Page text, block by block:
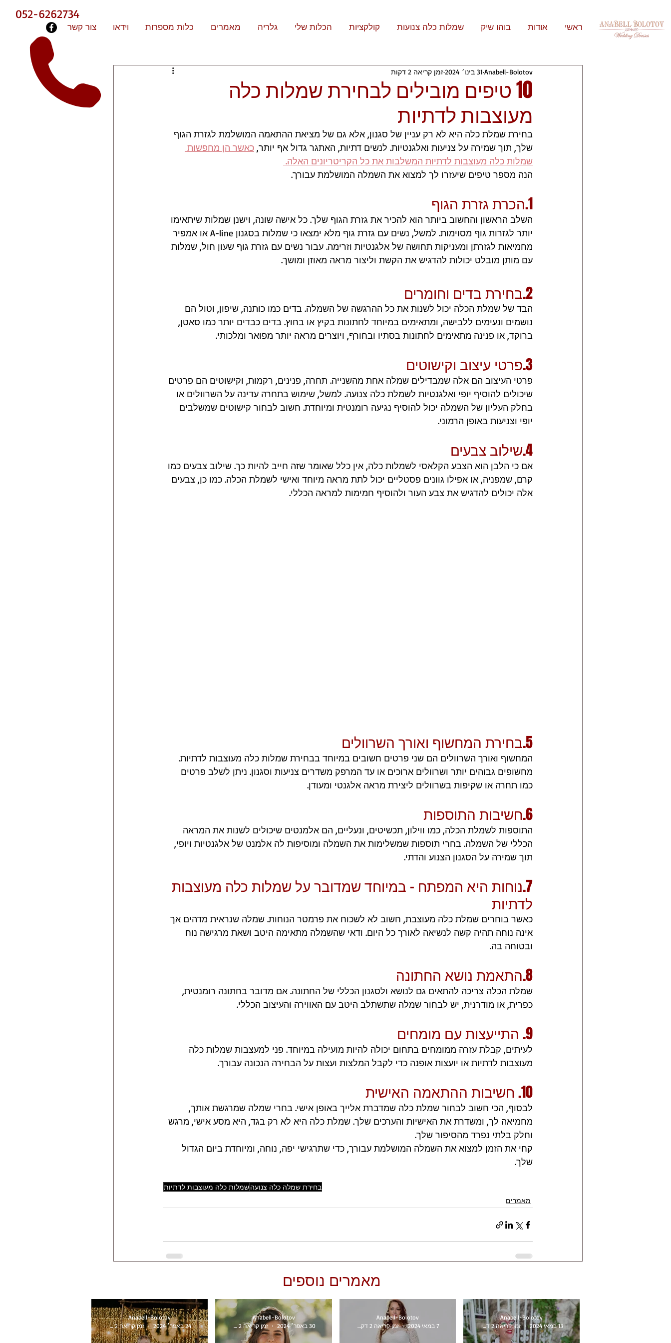
ראשי אודות בוהו שיק שמלות כלה צנועות קולקציות הכלות שלי גלריה מאמרים כלות מספרות וידאו צור קשר
052-6262734
10 טיפים מובילים לבחירת שמלות כלה
מעוצבות לדתיות
Anabell-Bolotov 31 בינו׳ 2024 זמן קריאה 2 דקות
בחירת שמלת כלה היא לא רק עניין של סגנון, אלא גם של מציאת ההתאמה המושלמת לגזרת הגוף
שלך, תוך שמירה על צניעות ואלגנטיות. לנשים דתיות, האתגר גדול אף יותר, כאשר הן מחפשות
שמלות כלה מעוצבות לדתיות המשלבות את כל הקריטריונים האלה.
הנה מספר טיפים שיעזרו לך למצוא את השמלה המושלמת עבורך.
1.הכרת גזרת הגוף
השלב הראשון והחשוב ביותר הוא להכיר את גזרת הגוף שלך. כל אישה שונה, וישנן שמלות שיתאימו
יותר לגזרות גוף מסוימות. למשל, נשים עם גזרת גוף מלא ימצאו כי שמלות בסגנון A-line או אמפיר
מחמיאות לגזרתן ומעניקות תחושה של אלגנטיות וזרימה. עבור נשים עם גזרת גוף שעון חול, שמלות
עם מותן מובלט יכולות להדגיש את הקשת וליצור מראה מאוזן ומושך.
2.בחירת בדים וחומרים
הבד של שמלת הכלה יכול לשנות את כל ההרגשה של השמלה. בדים כמו כותנה, שיפון, וטול הם
נושמים ונעימים ללבישה, ומתאימים במיוחד לחתונות בקיץ או בחוץ. בדים כבדים יותר כמו סאטן,
ברוקד, או פנינה מתאימים לחתונות בסתיו ובחורף, ויוצרים מראה יותר מפואר ומלכותי.
3.פרטי עיצוב וקישוטים
פרטי העיצוב הם אלה שמבדילים שמלה אחת מהשנייה. תחרה, פנינים, רקמות, וקישוטים הם פרטים
שיכולים להוסיף יופי ואלגנטיות לשמלת כלה צנועה. למשל, שימוש בתחרה עדינה על השרוולים או
בחלק העליון של השמלה יכול להוסיף נגיעה רומנטית ומיוחדת. חשוב לבחור קישוטים שמשלבים
יופי וצניעות באופן הרמוני.
4.שילוב צבעים
אם כי הלבן הוא הצבע הקלאסי לשמלות כלה, אין כלל שאומר שזה חייב להיות כך. שילוב צבעים כמו
קרם, שמפניה, או אפילו גוונים פסטליים יכול לתת מראה מיוחד ואישי לשמלת הכלה. כמו כן, צבעים
אלה יכולים להדגיש את צבע העור ולהוסיף חמימות למראה הכללי.
5.בחירת המחשוף ואורך השרוולים
המחשוף ואורך השרוולים הם שני פרטים חשובים במיוחד בבחירת שמלות כלה מעוצבות לדתיות.
מחשופים גבוהים יותר ושרוולים ארוכים או עד המרפק משדרים צניעות וסגנון. ניתן לשלב פרטים
כמו תחרה או שקיפות בשרוולים ליצירת מראה אלגנטי ומעודן.
6.חשיבות התוספות
התוספות לשמלת הכלה, כמו ווילון, תכשיטים, ונעליים, הם אלמנטים שיכולים לשנות את המראה
הכללי של השמלה. בחרי תוספות שמשלימות את השמלה ומוסיפות לה אלמנט של אלגנטיות ויופי,
תוך שמירה על הסגנון הצנוע והדתי.
7.נוחות היא המפתח - במיוחד שמדובר על שמלות כלה מעוצבות
לדתיות
כאשר בוחרים שמלת כלה מעוצבת, חשוב לא לשכוח את פרמטר הנוחות. שמלה שנראית מדהים אך
אינה נוחה תהיה קשה לנשיאה לאורך כל היום. ודאי שהשמלה מתאימה היטב ושאת מרגישה נוח
ובטוחה בה.
8.התאמת נושא החתונה
שמלת הכלה צריכה להתאים גם לנושא ולסגנון הכללי של החתונה. אם מדובר בחתונה רומנטית,
כפרית, או מודרנית, יש לבחור שמלה שתשתלב היטב עם האווירה והעיצוב הכללי.
9. התייעצות עם מומחים
לעיתים, קבלת עזרה ממומחים בתחום יכולה להיות מועילה במיוחד. פני למעצבות שמלות כלה
מעוצבות לדתיות או יועצות אופנה כדי לקבל המלצות ועצות על הבחירה הנכונה עבורך.
10. חשיבות ההתאמה האישית
לבסוף, הכי חשוב לבחור שמלת כלה שמדברת אלייך באופן אישי. בחרי שמלה שמרגשת אותך,
מחמיאה לך, ומשדרת את האישיות והערכים שלך. שמלת כלה היא לא רק בגד, היא מסע אישי, מרגש
וחלק בלתי נפרד מהסיפור שלך.
קחי את הזמן למצוא את השמלה המושלמת עבורך, כדי שתרגישי יפה, נוחה, ומיוחדת ביום הגדול
שלך.
בחירת שמלה כלה צנועהשמלות כלה מעוצבות לדתיות
מאמרים
מאמרים נוספים
Anabell-Bolotov
13 במאי 2024
זמן קריאה 2 דקות
Anabell-Bolotov
7 במאי 2024
זמן קריאה 2 דקות
Anabell-Bolotov
30 באפר׳ 2024
זמן קריאה 2 דקות
Anabell-Bolotov
24 באפר׳ 2024
זמן קריאה 2 דקות